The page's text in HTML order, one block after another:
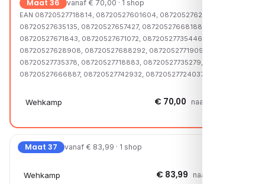
Maat 36 vanaf € 70,00 · 1 shop
EAN 08720527718814, 08720527601604, 08720527627796,
08720527635135, 08720527657427, 08720527668188,
08720527671843, 08720527671072, 08720527735446,
08720527628908, 08720527688292, 08720527719095,
08720527735378, 08720527718883, 08720527735279,
08720527666887, 08720527742932, 08720527724037
Wehkamp € 70,00 naar shop →
Maat 37 vanaf € 83,99 · 1 shop
Wehkamp € 83,99 naar shop →